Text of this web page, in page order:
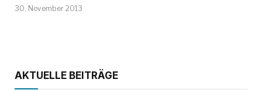
30. November 2013
AKTUELLE BEITRÄGE